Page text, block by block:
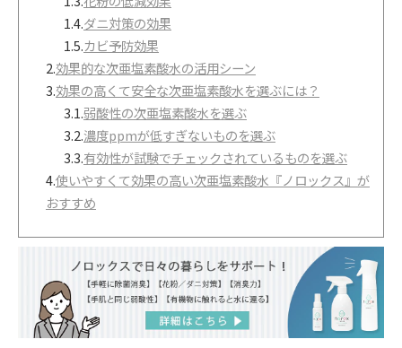
1.4.ダニ対策の効果
1.5.カビ予防効果
2.効果的な次亜塩素酸水の活用シーン
3.効果の高くて安全な次亜塩素酸水を選ぶには？
3.1.弱酸性の次亜塩素酸水を選ぶ
3.2.濃度ppmが低すぎないものを選ぶ
3.3.有効性が試験でチェックされているものを選ぶ
4.使いやすくて効果の高い次亜塩素酸水『ノロックス』が
おすすめ